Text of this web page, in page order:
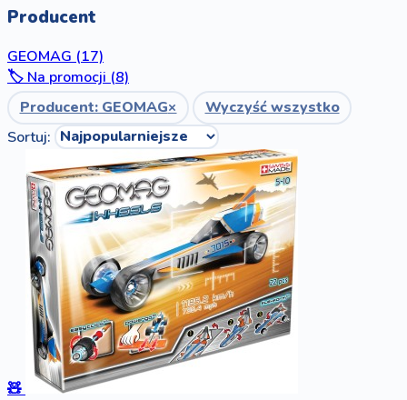
Producent
GEOMAG (17)
🏷️ Na promocji (8)
Producent: GEOMAG×
Wyczyść wszystko
Sortuj:
🧸